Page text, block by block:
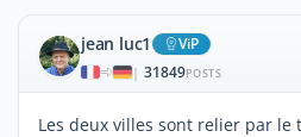
jean luc1 ViP
| 31849POSTS
Les deux villes sont relier par le